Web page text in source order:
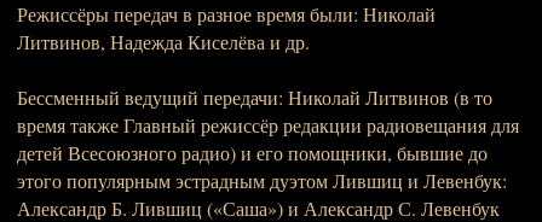
Режиссёры передач в разное время были: Николай
Литвинов, Надежда Киселёва и др.
Бессменный ведущий передачи: Николай Литвинов (в то
время также Главный режиссёр редакции радиовещания для
детей Всесоюзного радио) и его помощники, бывшие до
этого популярным эстрадным дуэтом Лившиц и Левенбук:
Александр Б. Лившиц («Саша») и Александр С. Левенбук